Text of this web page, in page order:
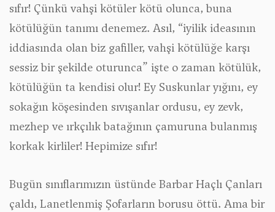
sıfır! Çünkü vahşi kötüler kötü olunca, buna
kötülüğün tanımı denemez. Asıl, “iyilik ideasının
iddiasında olan biz gafiller, vahşi kötülüğe karşı
sessiz bir şekilde oturunca” işte o zaman kötülük,
kötülüğün ta kendisi olur! Ey Suskunlar yığını, ey
sokağın köşesinden sıvışanlar ordusu, ey zevk,
mezhep ve ırkçılık batağının çamuruna bulanmış
korkak kirliler! Hepimize sıfır!
Bugün sınıflarımızın üstünde Barbar Haçlı Çanları
çaldı, Lanetlenmiş Şofarların borusu öttü. Ama bir